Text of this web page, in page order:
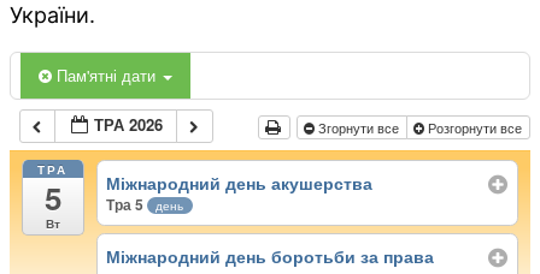
України.
Пам'ятні дати
ТРА 2026 Згорнути все Розгорнути все
ТРА
5
Вт
Міжнародний день акушерства
Тра 5 день
Міжнародний день боротьби за права